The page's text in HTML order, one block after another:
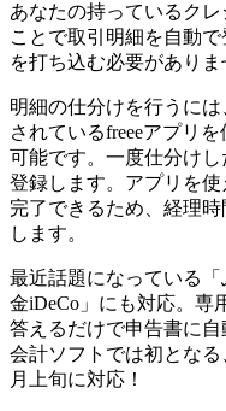
あなたの持っているク
ことで取引明細を自動
を打ち込む必要がありま
明細の仕分けを行うに
されているfreeeアプリ
可能です。一度仕分け
登録します。アプリを
完了できるため、経理
します。
最近話題になっている
金iDeCo」にも対応。専
答えるだけで申告書に自
会計ソフトでは初となる
月上旬に対応！